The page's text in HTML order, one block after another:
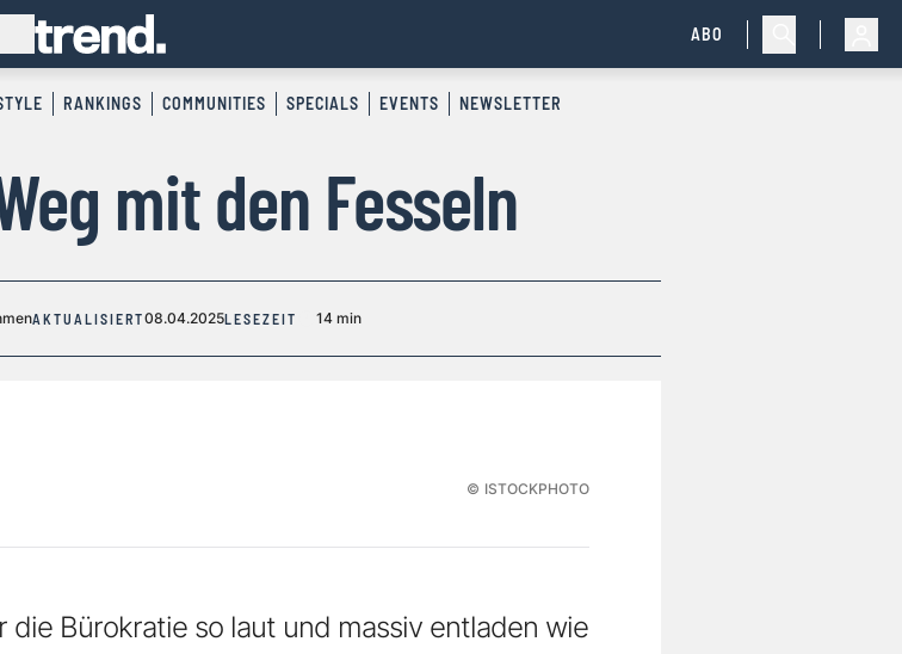
ABO
RANKINGS COMMUNITIES SPECIALS EVENTS NEWSLETTER
mit den Fesseln
AKTUALISIERT08.04.2025LESEZEIT 14 min
© ISTOCKPHOTO
die Bürokratie so laut und massiv entladen wie